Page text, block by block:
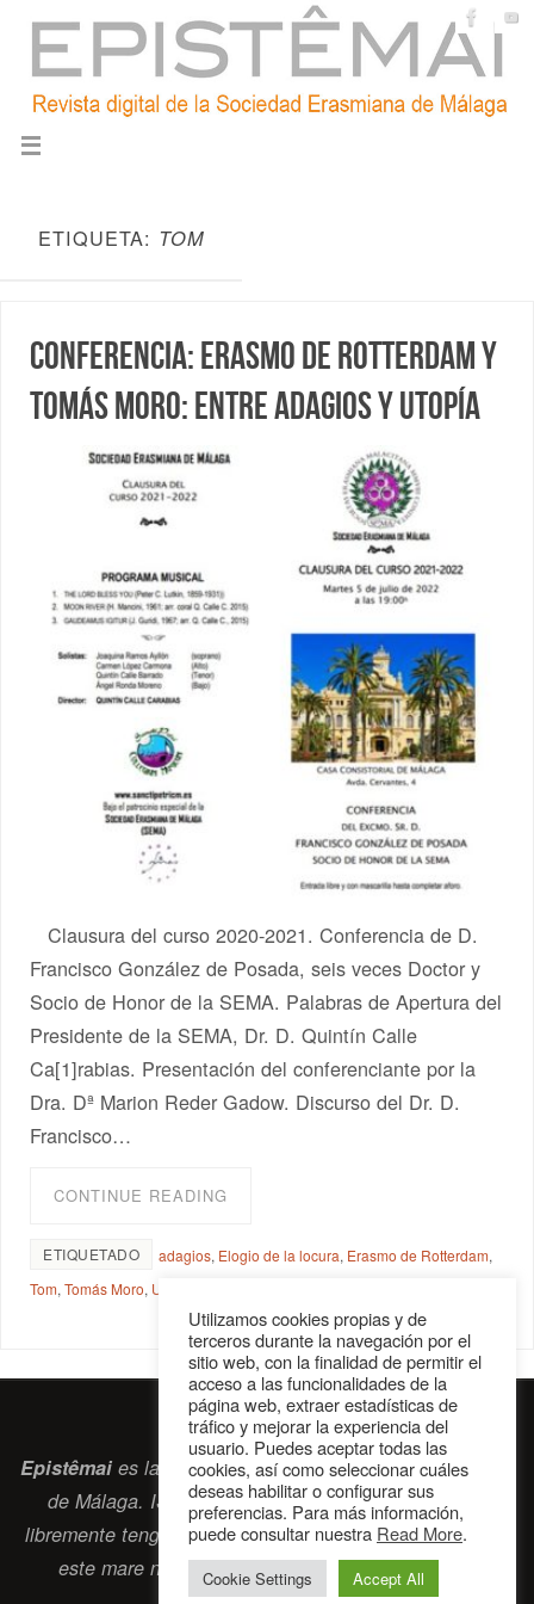
ETIQUETA: TOM
Conferencia: Erasmo de Rotterdam y
Tomás Moro: entre adagios y utopía
Clausura del curso 2020-2021. Conferencia de D.
Francisco González de Posada, seis veces Doctor y
Socio de Honor de la SEMA. Palabras de Apertura del
Presidente de la SEMA, Dr. D. Quintín Calle
Ca[1]rabias. Presentación del conferenciante por la
Dra. Dª Marion Reder Gadow. Discurso del Dr. D.
Francisco…
CONTINUE READING
ETIQUETADO adagios, Elogio de la locura, Erasmo de Rotterdam,
Tom,Tomás Moro, Utopía
Epistêmaies la revista digital de la Sociedad Erasmiana
de Málaga. ISSN 2697-2468. Bienvenidos cuantos
libremente tengan algo que intercambiar navegando por
este mare nostrumque es el océano erasmiano.
Utilizamos cookies propias y de
terceros durante la navegación por el
sitio web, con la finalidad de permitir el
acceso a las funcionalidades de la
página web, extraer estadísticas de
tráfico y mejorar la experiencia del
usuario. Puedes aceptar todas las
cookies, así como seleccionar cuáles
deseas habilitar o configurar sus
preferencias. Para más información,
puede consultar nuestra Read More.
Cookie Settings Accept All